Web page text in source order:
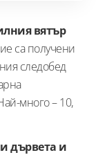
вятър
са получени
следобед
много – 10,
дървета и